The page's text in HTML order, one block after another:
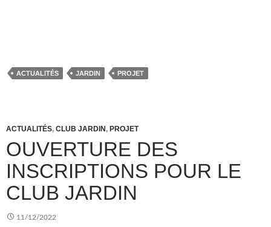
ACTUALITÉS JARDIN PROJET
ACTUALITÉS, CLUB JARDIN , PROJET
OUVERTURE DES
INSCRIPTIONS POUR LE
CLUB JARDIN
11/12/2022